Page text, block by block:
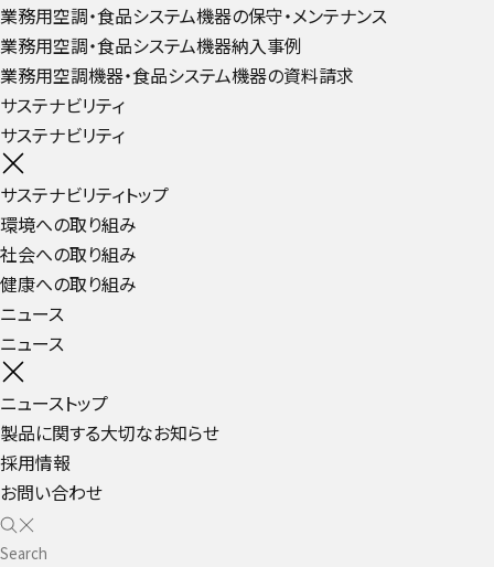
業務用空調・食品システム機器の保守・メンテナンス
業務用空調・食品システム機器納入事例
業務用空調機器・食品システム機器の資料請求
サステナビリティ
サステナビリティ
サステナビリティトップ
環境への取り組み
社会への取り組み
健康への取り組み
ニュース
ニュース
ニューストップ
製品に関する大切なお知らせ
採用情報
お問い合わせ